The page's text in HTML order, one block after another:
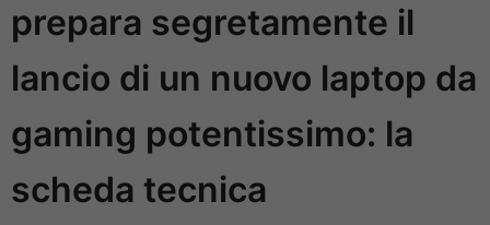
prepara segretamente il
lancio di un nuovo laptop da
gaming potentissimo: la
scheda tecnica